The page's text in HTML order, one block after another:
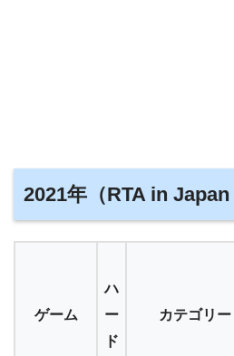
2021年（RTA in Japan
ゲーム
ハ
ー
ド
カテゴリー